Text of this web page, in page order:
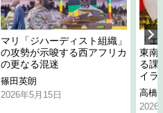
マリ「ジハーディスト組織」
の攻勢が示唆する西アフリカ
の更なる混迷
篠田英朗
2026年5月15日
「
東南
る課
イラ
高橋
2026